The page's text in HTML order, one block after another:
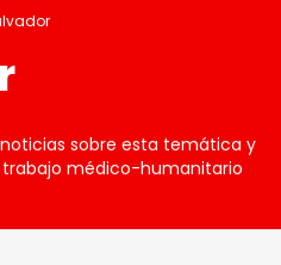
sobre esta temática y
médico-humanitario